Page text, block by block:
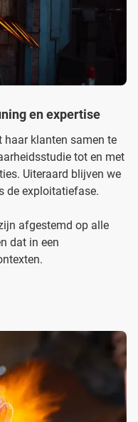
en expertise
haar klanten samen te
tot en met
Uiteraard blijven we
de exploitatiefase.
afgestemd op alle
dat in een